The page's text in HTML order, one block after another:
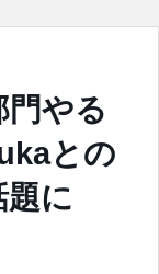
やる
との
に